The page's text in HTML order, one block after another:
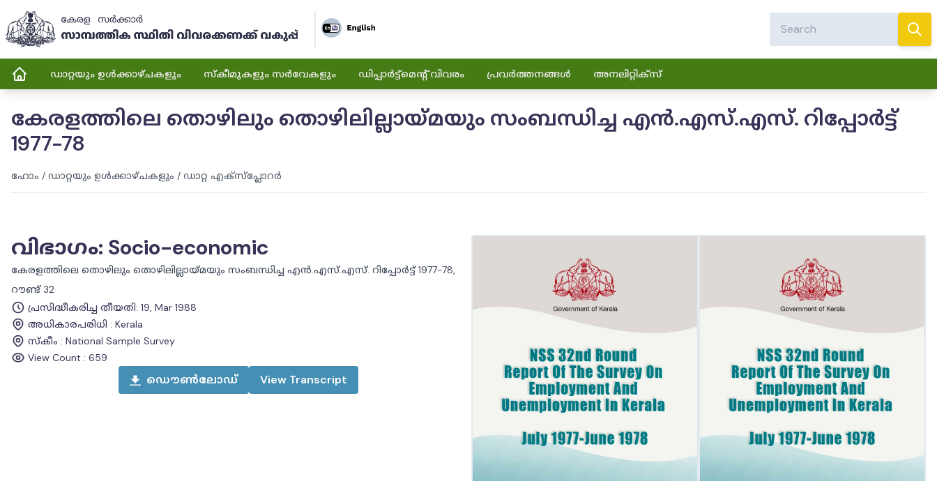
ഡാറ്റയും ഉൾക്കാഴ്ചകളും സ്കീമുകളും സർവേകളും ഡിപ്പാർട്ട്മെന്റ് വിവരം പ്രവർത്തനങ്ങൾ അനലിറ്റിക്സ്
കേരളത്തിലെ തൊഴിലും തൊഴിലില്ലായ്മയും സംബന്ധിച്ച എൻ.എസ്.എസ്. റിപ്പോർട്ട്
1977-78
ഹോം / ഡാറ്റയും ഉൾക്കാഴ്ചകളും / ഡാറ്റ എക്സ്പ്ലോറർ
വിഭാഗം: Socio-economic
കേരളത്തിലെ തൊഴിലും തൊഴിലില്ലായ്മയും സംബന്ധിച്ച എൻ.എസ്.എസ്. റിപ്പോർട്ട് 1977-78,
റൗണ്ട് 32
പ്രസിദ്ധീകരിച്ച തീയതി: 19, Mar 1988
അധികാരപരിധി : Kerala
സ്കീം : National Sample Survey
View Count : 659
ഡൌൺലോഡ് View Transcript